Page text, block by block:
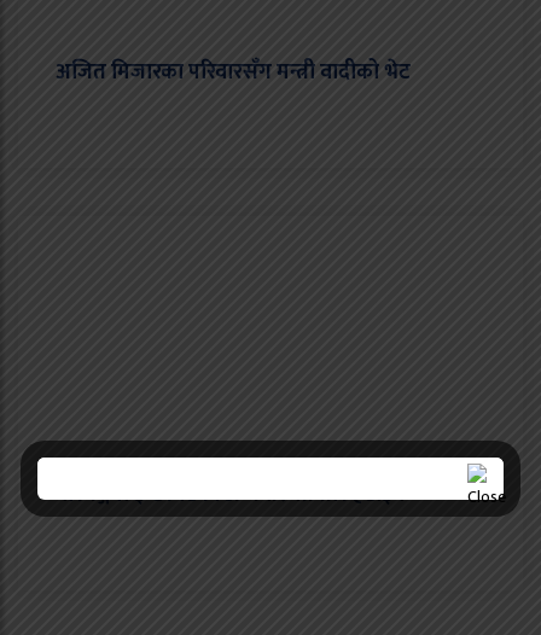
अजित मिजारका परिवारसँग मन्त्री वादीको भेट
वीरगञ्जमा इन्टरनेटका अव्यवस्थित तार हटाइने